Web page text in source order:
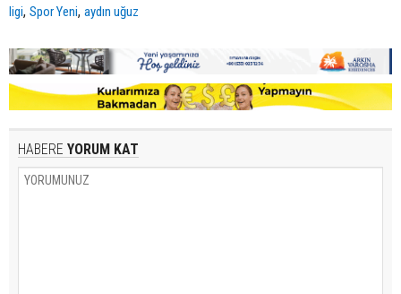
ligi, Spor Yeni, aydın uğuz
HABERE YORUM KAT